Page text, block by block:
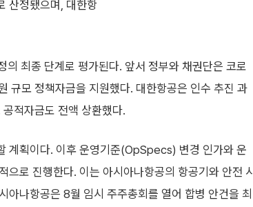
산정됐으며, 대한항
최종 단계로 평가된다. 앞서 정부와 채권단은 코로
규모 정책자금을 지원했다. 대한항공은 인수 추진 과
적자금도 전액 상환했다.
계획이다. 이후 운영기준(OpSpecs) 변경 인가와 운
로 진행한다. 이는 아시아나항공의 항공기와 안전 시
나항공은 8월 임시 주주총회를 열어 합병 안건을 최